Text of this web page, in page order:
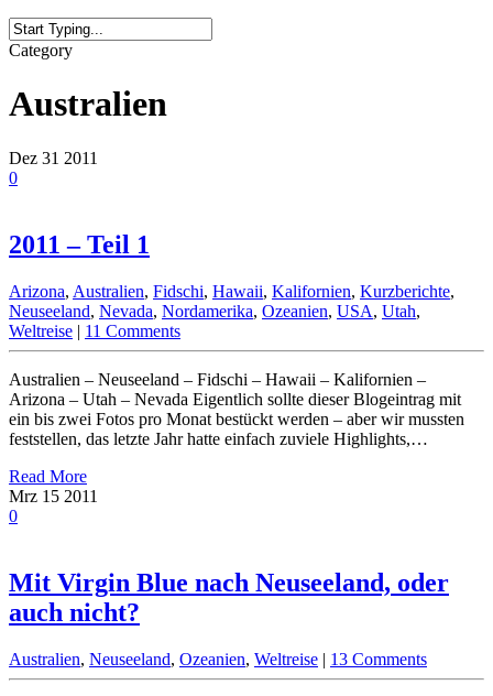
Category
Australien
Dez 31 2011
0
2011 – Teil 1
Arizona, Australien, Fidschi, Hawaii, Kalifornien, Kurzberichte,
Neuseeland, Nevada, Nordamerika, Ozeanien, USA, Utah,
Weltreise | 11 Comments
Australien – Neuseeland – Fidschi – Hawaii – Kalifornien –
Arizona – Utah – Nevada Eigentlich sollte dieser Blogeintrag mit
ein bis zwei Fotos pro Monat bestückt werden – aber wir mussten
feststellen, das letzte Jahr hatte einfach zuviele Highlights,…
Read More
Mrz 15 2011
0
Mit Virgin Blue nach Neuseeland, oder
auch nicht?
Australien, Neuseeland, Ozeanien, Weltreise | 13 Comments